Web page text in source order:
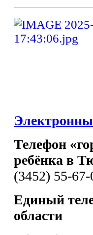
Телефон
ребёнка в
(3452) 55-67-
Единый
области